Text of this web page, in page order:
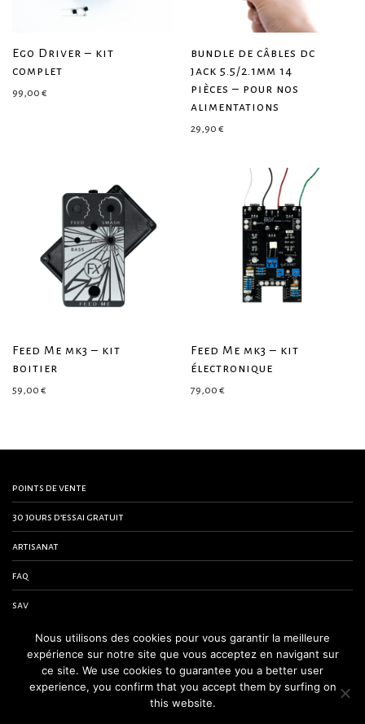
Ego Driver – kit
complet
99,00 €
bundle de câbles dc
jack 5.5/2.1mm 14
pièces – pour nos
alimentations
29,90 €
Feed Me mk3 – kit
boitier
59,00 €
Feed Me mk3 – kit
électronique
79,00 €
points de vente
30 jours d’essai gratuit
artisanat
faq
sav
contactez-nous
conditions générales de vente
mentions légales
Nous utilisons des cookies pour vous garantir la meilleure
expérience sur notre site que vous acceptez en navigant sur
ce site. We use cookies to guarantee you a better user
experience, you confirm that you accept them by surfing on
this website.